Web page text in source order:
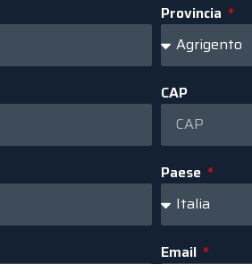
Provincia
CAP
Paese
Email